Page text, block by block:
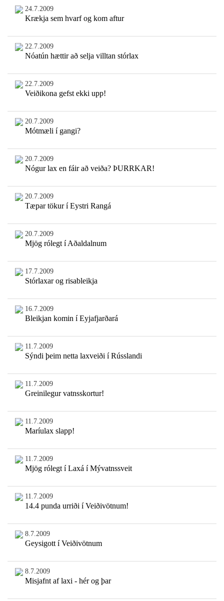
24.7.2009
Krækja sem hvarf og kom aftur
22.7.2009
Nóatún hættir að selja villtan stórlax
22.7.2009
Veiðikona gefst ekki upp!
20.7.2009
Mótmæli í gangi?
20.7.2009
Nógur lax en fáir að veiða? ÞURRKAR!
20.7.2009
Tæpar tökur í Eystri Rangá
20.7.2009
Mjög rólegt í Aðaldalnum
17.7.2009
Stórlaxar og risableikja
16.7.2009
Bleikjan komin í Eyjafjarðará
11.7.2009
Sýndi þeim netta laxveiði í Rússlandi
11.7.2009
Greinilegur vatnsskortur!
11.7.2009
Maríulax slapp!
11.7.2009
Mjög rólegt í Laxá í Mývatnssveit
11.7.2009
14.4 punda urriði í Veiðivötnum!
8.7.2009
Geysigott í Veiðivötnum
8.7.2009
Misjafnt af laxi - hér og þar